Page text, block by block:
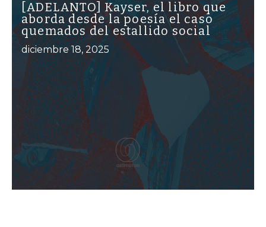
[ADELANTO] Kayser, el libro que
aborda desde la poesía el caso
quemados del estallido social
diciembre 18, 2025